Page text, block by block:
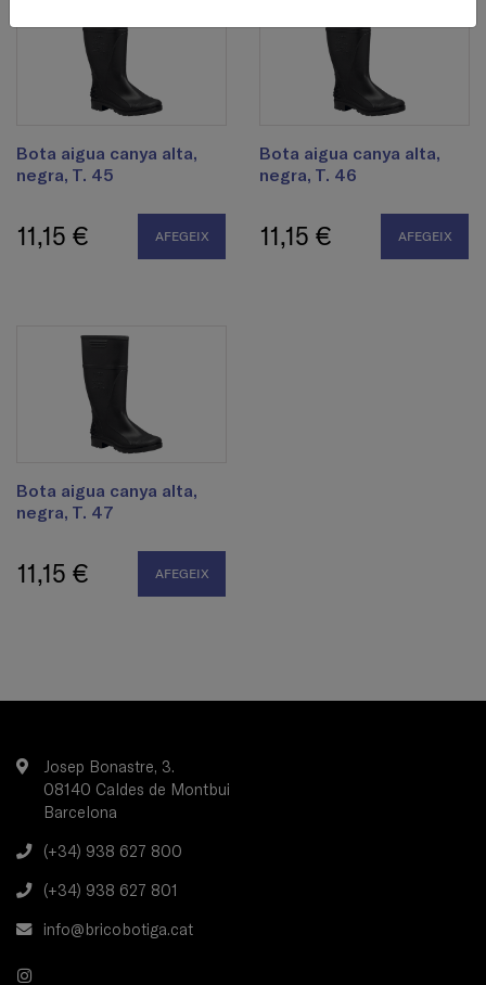
Bota aigua canya alta,
negra, T. 45
11,15 € AFEGEIX
Bota aigua canya alta,
negra, T. 46
11,15 € AFEGEIX
Bota aigua canya alta,
negra, T. 47
11,15 € AFEGEIX
Josep Bonastre, 3.
08140 Caldes de Montbui
Barcelona
(+34) 938 627 800
(+34) 938 627 801
info@bricobotiga.cat